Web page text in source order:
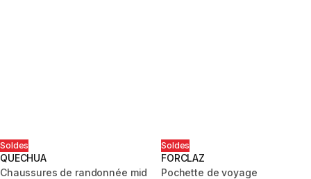
Soldes
QUECHUA
Chaussures de randonnée mid
Soldes
FORCLAZ
Pochette de voyage